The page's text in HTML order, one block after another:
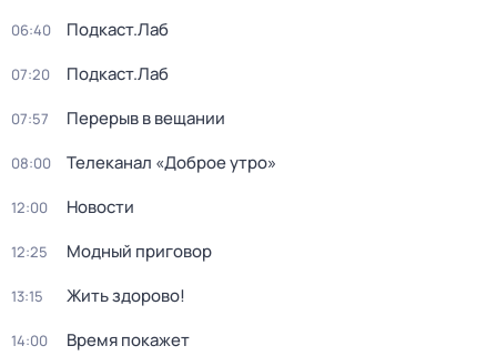
06:40 Подкаст.Лаб
07:20 Подкаст.Лаб
07:57 Перерыв в вещании
08:00 Телеканал «Доброе утро»
12:00 Новости
12:25 Модный приговор
13:15 Жить здорово!
14:00 Время покажет